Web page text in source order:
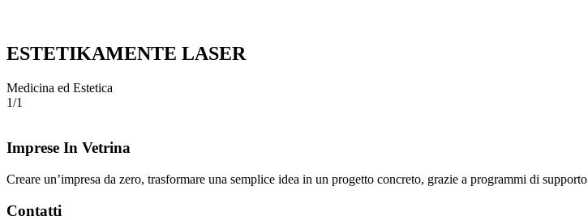
ESTETIKAMENTE LASER
Medicina ed Estetica
1/1
Imprese In Vetrina
Creare un’impresa da zero, trasformare una semplice idea in un progetto concreto, grazie a programmi di supporto
Contatti